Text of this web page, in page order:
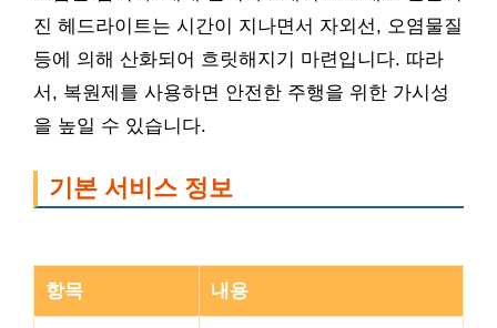
진 헤드라이트는 시간이 지나면서 자외선, 오염물질
등에 의해 산화되어 흐릿해지기 마련입니다. 따라
서, 복원제를 사용하면 안전한 주행을 위한 가시성
을 높일 수 있습니다.
기본 서비스 정보
항목 내용